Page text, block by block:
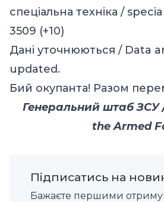
спеціальна техніка /
3509 (+10)
Дані уточнюються / Data
updated.
Бий окупанта! Разом
Генеральний штаб ЗСУ
the Armed
Підписатись на
Бажаєте першими